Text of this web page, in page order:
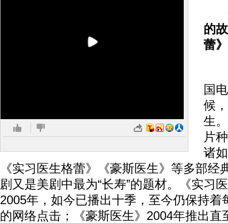
代
的
蕾》
国
候
生
片
诸
《实习医生格蕾》《豪斯医生》等多部经
剧又是美剧中最为“长寿”的题材。《实习
2005年，如今已播出十季，至今仍保持着
的网络点击；《豪斯医生》2004年推出直